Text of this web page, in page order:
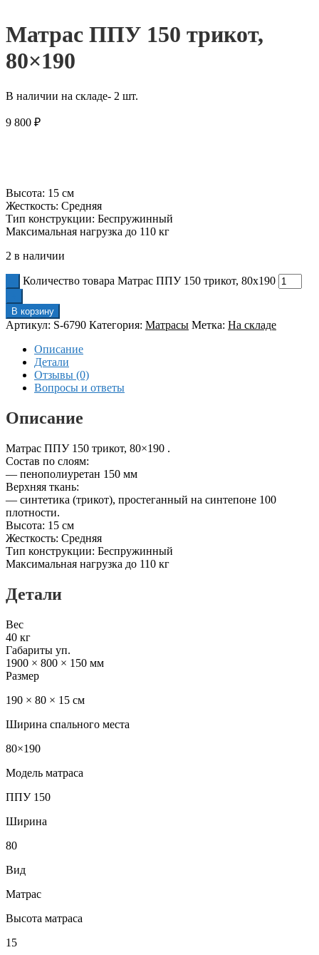
Матрас ППУ 150 трикот,
80×190
В наличии на складе- 2 шт.
9 800 ₽
Высота: 15 см
Жесткость: Средняя
Тип конструкции: Беспружинный
Максимальная нагрузка до 110 кг
2 в наличии
Количество товара Матрас ППУ 150 трикот, 80x190
В корзину
Артикул: S-6790 Категория: Матрасы Метка: На складе
Описание
Детали
Отзывы (0)
Вопросы и ответы
Описание
Матрас ППУ 150 трикот, 80×190 .
Состав по слоям:
— пенополиуретан 150 мм
Верхняя ткань:
— синтетика (трикот), простеганный на синтепоне 100
плотности.
Высота: 15 см
Жесткость: Средняя
Тип конструкции: Беспружинный
Максимальная нагрузка до 110 кг
Детали
Вес
40 кг
Габариты уп.
1900 × 800 × 150 мм
Размер
190 × 80 × 15 см
Ширина спального места
80×190
Модель матраса
ППУ 150
Ширина
80
Вид
Матрас
Высота матраса
15